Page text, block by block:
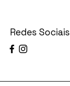
Redes Sociais